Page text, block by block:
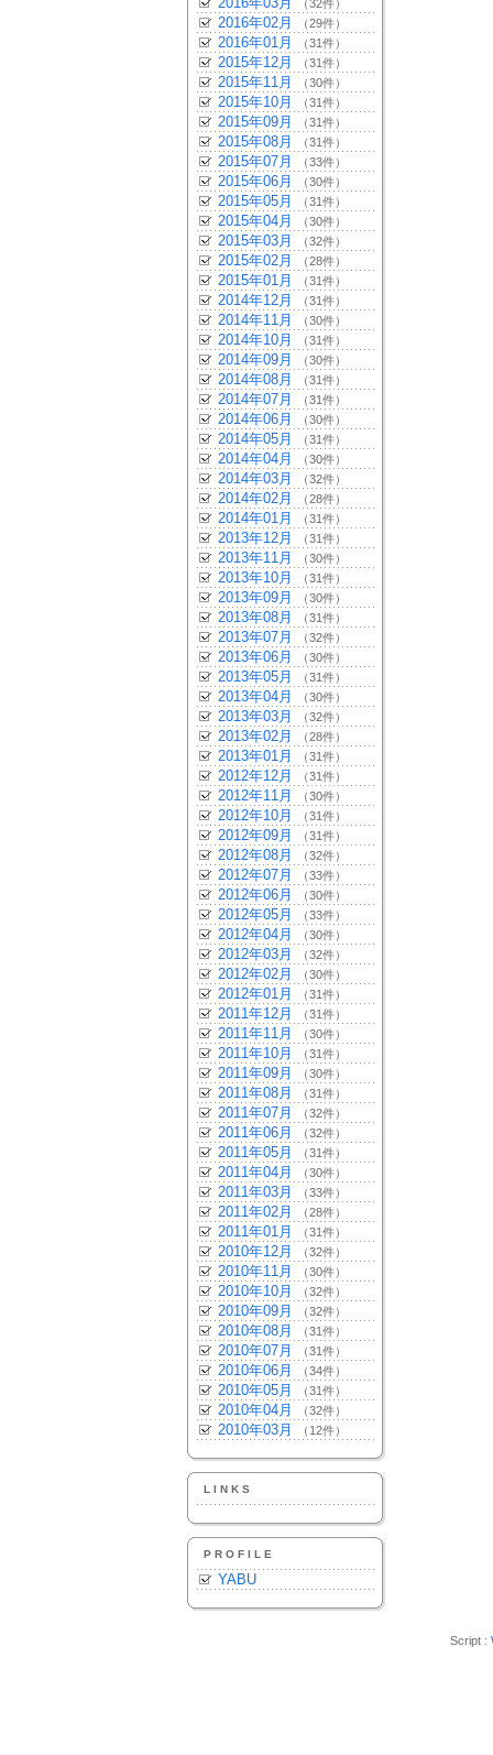
（32件）
2016年02月 （29件）
2016年01月 （31件）
2015年12月 （31件）
2015年11月 （30件）
2015年10月 （31件）
2015年09月 （31件）
2015年08月 （31件）
2015年07月 （33件）
2015年06月 （30件）
2015年05月 （31件）
2015年04月 （30件）
2015年03月 （32件）
2015年02月 （28件）
2015年01月 （31件）
2014年12月 （31件）
2014年11月 （30件）
2014年10月 （31件）
2014年09月 （30件）
2014年08月 （31件）
2014年07月 （31件）
2014年06月 （30件）
2014年05月 （31件）
2014年04月 （30件）
2014年03月 （32件）
2014年02月 （28件）
2014年01月 （31件）
2013年12月 （31件）
2013年11月 （30件）
2013年10月 （31件）
2013年09月 （30件）
2013年08月 （31件）
2013年07月 （32件）
2013年06月 （30件）
2013年05月 （31件）
2013年04月 （30件）
2013年03月 （32件）
2013年02月 （28件）
2013年01月 （31件）
2012年12月 （31件）
2012年11月 （30件）
2012年10月 （31件）
2012年09月 （31件）
2012年08月 （32件）
2012年07月 （33件）
2012年06月 （30件）
2012年05月 （33件）
2012年04月 （30件）
2012年03月 （32件）
2012年02月 （30件）
2012年01月 （31件）
2011年12月 （31件）
2011年11月 （30件）
2011年10月 （31件）
2011年09月 （30件）
2011年08月 （31件）
2011年07月 （32件）
2011年06月 （32件）
2011年05月 （31件）
2011年04月 （30件）
2011年03月 （33件）
2011年02月 （28件）
2011年01月 （31件）
2010年12月 （32件）
2010年11月 （30件）
2010年10月 （32件）
2010年09月 （32件）
2010年08月 （31件）
2010年07月 （31件）
2010年06月 （34件）
2010年05月 （31件）
2010年04月 （32件）
2010年03月 （12件）
LINKS
PROFILE
YABU
Script :